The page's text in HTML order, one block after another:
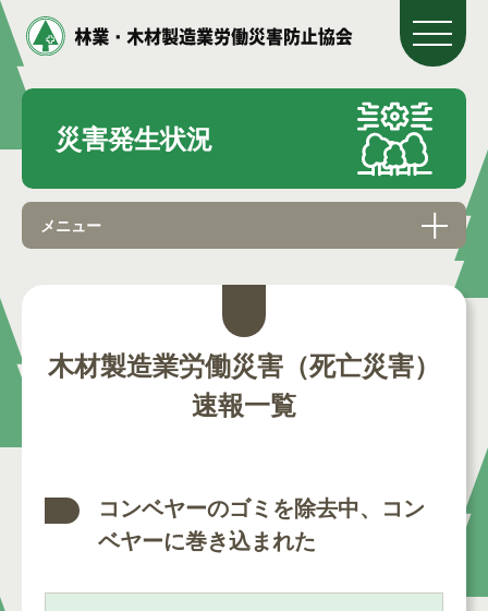
災害発生状況
メニュー
木材製造業労働災害（死亡災害）
速報一覧
コンベヤーのゴミを除去中、コン
ベヤーに巻き込まれた